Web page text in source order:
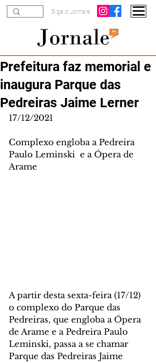
Siga o Jornale
Prefeitura faz memorial e
inaugura Parque das
Pedreiras Jaime Lerner
17/12/2021
Complexo engloba a Pedreira
Paulo Leminski  e a Ópera de
Arame
A partir desta sexta-feira (17/12)
o complexo do Parque das
Pedreiras, que engloba a Ópera
de Arame e a Pedreira Paulo
Leminski, passa a se chamar
Parque das Pedreiras Jaime